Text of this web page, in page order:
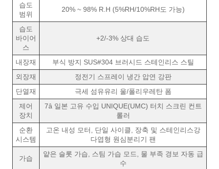
습도
범위
20% ~ 98% R.H (5%RH/10%RH도 가능)
습도
바이어
스
+2/-3% 상대 습도
내장재
부식 방지 SUS#304 브러시드 스테인리스 스틸
외장재
정전기 스프레이 냉간 압연 강판
단열재
극세 섬유유리 울/폴리우레탄 폼
제어
장치
7â 일본 고유 수입 UNIQUE(UMC) 터치 스크린 컨트
롤러
순환
시스템
고온 내성 모터, 단일 사이클, 장축 및 스테인리스강
다엽형 원심분리기 팬
가습
얕은 슬롯 가습, 스팀 가습 모드, 물 부족 경보 자동 급
수